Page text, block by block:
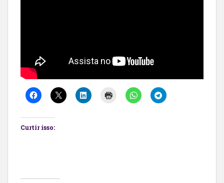
Curtir isso: